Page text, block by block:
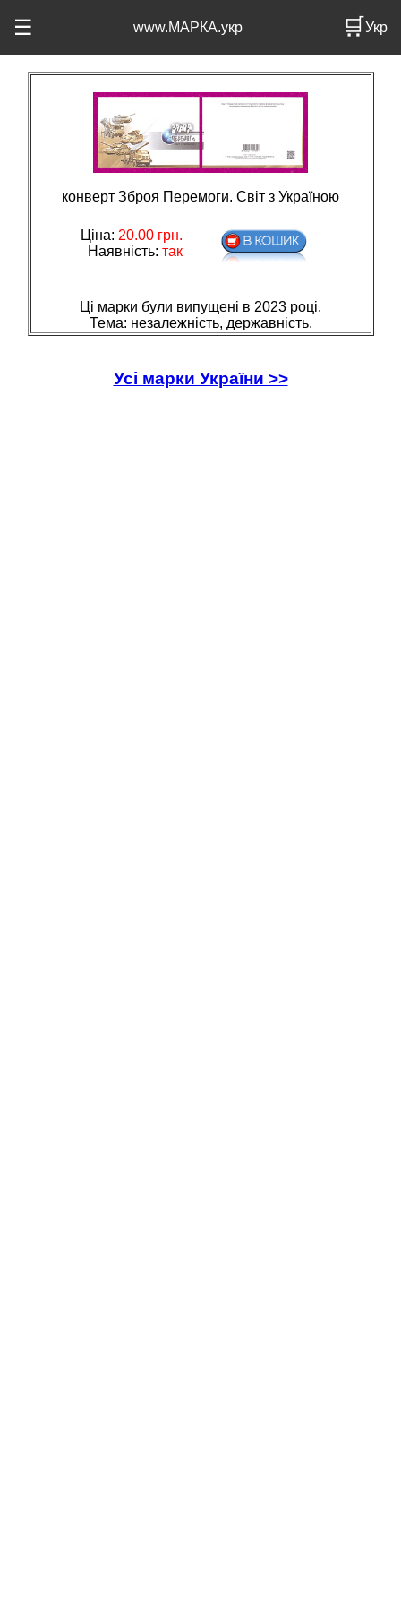
☰ www.МАРКА.укр 🛒Укр
конверт Зброя Перемоги. Світ з Україною
Ціна: 20.00грн.
Наявність: так
Ці марки були випущені в 2023 році.
Тема: незалежнiсть, державнiсть.
Усі марки України >>